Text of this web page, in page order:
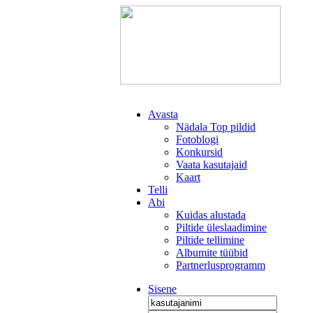
Avasta
Nädala Top pildid
Fotoblogi
Konkursid
Vaata kasutajaid
Kaart
Telli
Abi
Kuidas alustada
Piltide üleslaadimine
Piltide tellimine
Albumite tüübid
Partnerlusprogramm
Sisene